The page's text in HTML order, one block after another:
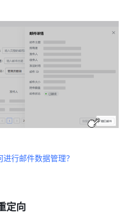
行邮件数据管理？
定向